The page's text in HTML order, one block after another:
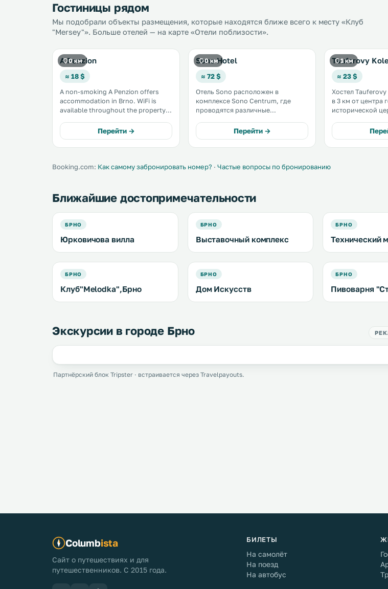
Гостиницы рядом
Мы подобрали объекты размещения, которые находятся ближе всего к месту «Клуб
"Mersey"». Больше отелей — на карте «Отели поблизости».
0 км
A Penzion
≈ 18 $
A non-smoking A Penzion offers
accommodation in Brno. WiFi is
available throughout the property.
private bathroom equipped with a
shower. Špilberk Castle is 2 km from
A Penzion, while Trade Fairs Brno is
Перейти →
0 км
Sono Hotel
≈ 72 $
Отель Sono расположен в
комплексе Sono Centrum, где
проводятся различные
отеле работает музыкальный клуб.
Интерьер отеля выдержан в
современном стиле. .
Перейти →
1 км
Tauferovy
≈ 23 $
Хостел
в 3 км от центра
исторической
функциональные
ресторан, где
различные
Booking.com: Как самому забронировать номер? · Частые вопросы по бронированию
Ближайшие достопримечательности
БРНО
Юрковичова вилла
БРНО
Выставочный комплекс
БРНО
Технический
БРНО
Клуб"Melodka",Брно
БРНО
Дом Искусств
БРНО
Пивоварня
Экскурсии в городе Брно
Партнёрский блок Tripster · встраивается через Travelpayouts.
Columbista
Сайт о путешествиях и для
путешественников. С 2015 года.
БИЛЕТЫ
На самолёт
На поезд
На автобус